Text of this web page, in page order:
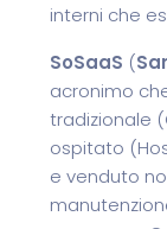
interni che
SoSaaS (
acronimo
tradizionale
ospitato
e venduto